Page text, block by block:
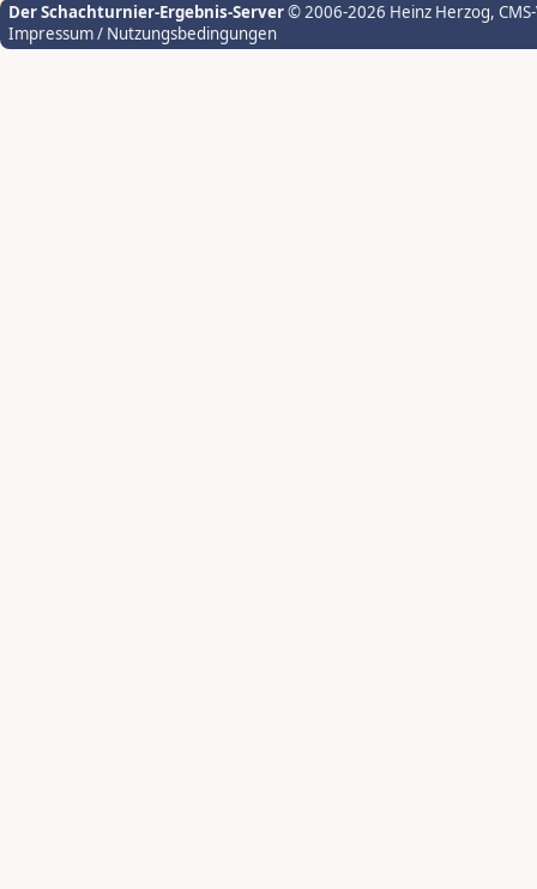
Der Schachturnier-Ergebnis-Server© 2006-2026 Heinz Herzog,
Impressum / Nutzungsbedingungen